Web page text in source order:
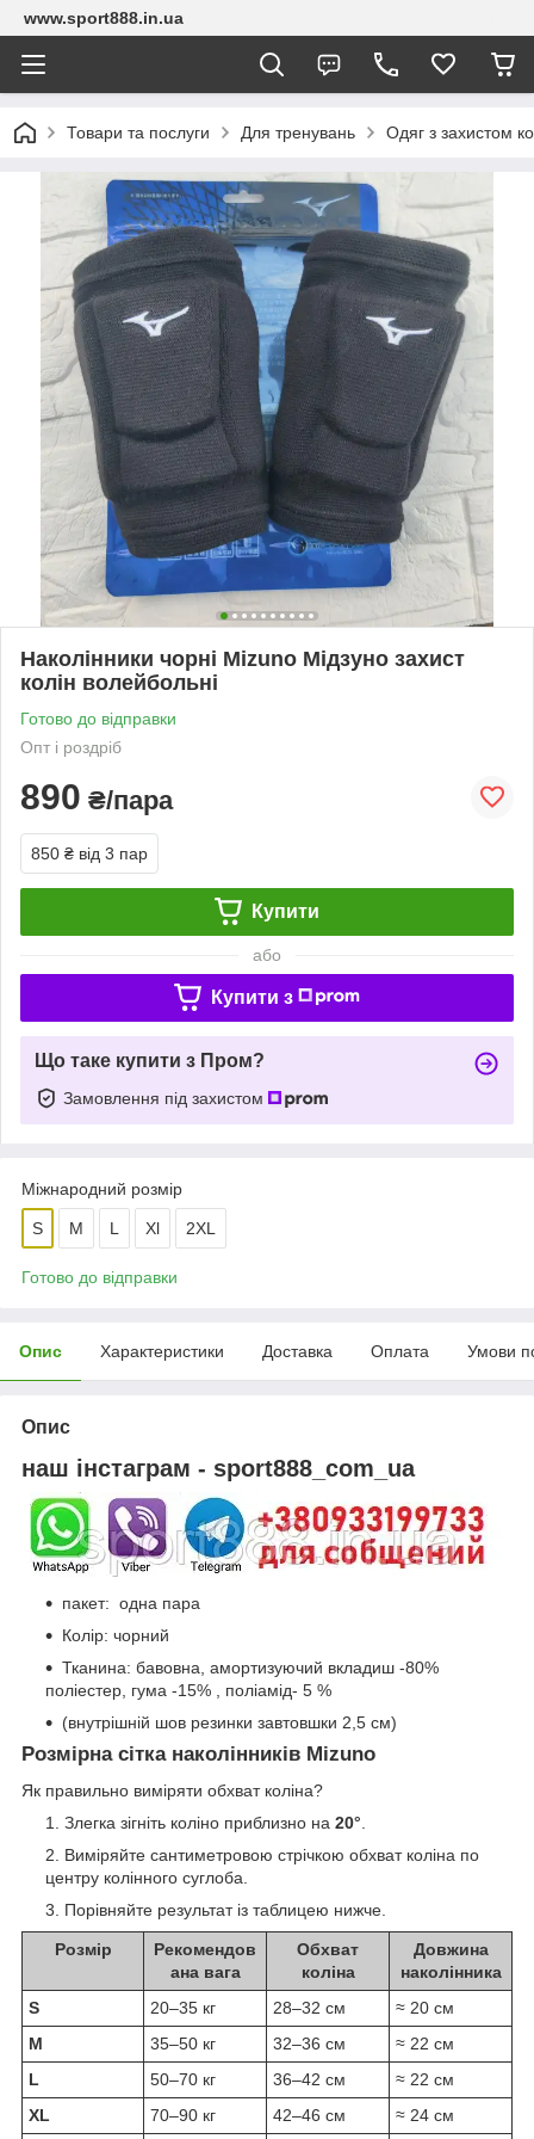
www.sport888.in.ua
Товари та послуги Для тренувань Одяг з захистом
Наколінники чорні Mizuno Мідзуно захист
колін волейбольні
Готово до відправки
Опт і роздріб
890 ₴/пара
850 ₴ від 3 пар
Купити
або
Купити з
Що таке купити з Пром?
Замовлення під захистом
Міжнародний розмір
S M L Xl 2XL
Готово до відправки
Опис Характеристики Доставка Оплата Умови
Опис
наш інстаграм - sport888_com_ua
пакет: одна пара
Колір: чорний
Тканина: бавовна, амортизуючий вкладиш -80%
поліестер, гума -15% , поліамід- 5 %
(внутрішній шов резинки завтовшки 2,5 см)
Розмірна сітка наколінників Mizuno
Як правильно виміряти обхват коліна?
Злегка зігніть коліно приблизно на 20°
Виміряйте сантиметровою стрічкою обхват коліна по
центру колінного суглоба.
Порівняйте результат із таблицею нижче.
Розмір
Рекомендов
ана вага
Обхват
коліна
Довжина
наколінника
S
20–35 кг 28–32 см
≈ 20 см
M
35–50 кг 32–36 см
≈ 22 см
L
50–70 кг 36–42 см
≈ 22 см
XL
70–90 кг 42–46 см ≈ 24 см